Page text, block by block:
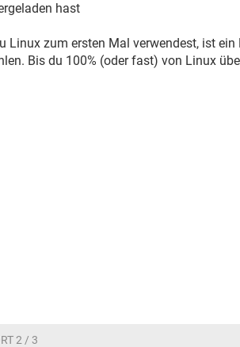
hast
Linux zum ersten Mal verwendest, ist
Bis du 100% (oder fast) von Linux
2 / 3